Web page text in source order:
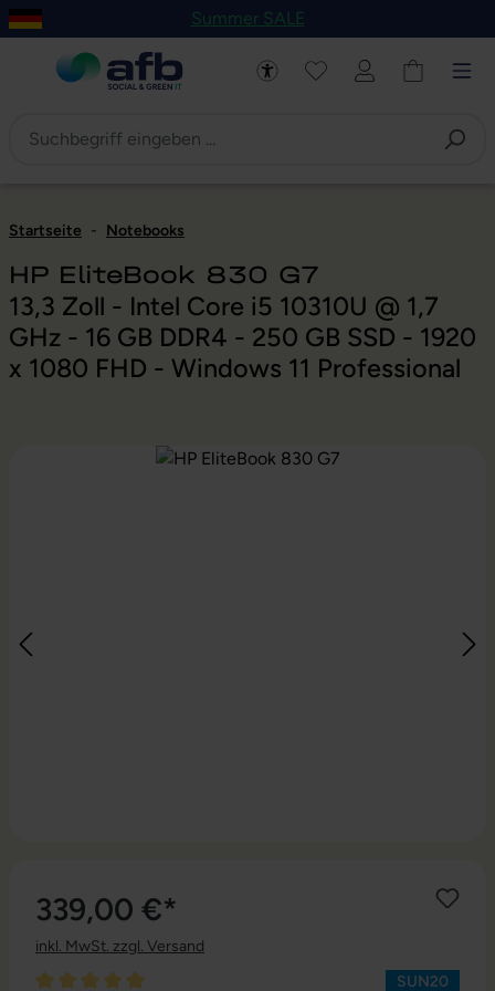
Hauptinhalt springen
Zur Navigation der B2B-Plattform springen
Summer SALE
Startseite - Notebooks
HP EliteBook 830 G7
13,3 Zoll - Intel Core i5 10310U @ 1,7
GHz - 16 GB DDR4 - 250 GB SSD - 1920
x 1080 FHD - Windows 11 Professional
Bildergalerie überspringen
339,00 €*
inkl. MwSt. zzgl. Versand
SUN20